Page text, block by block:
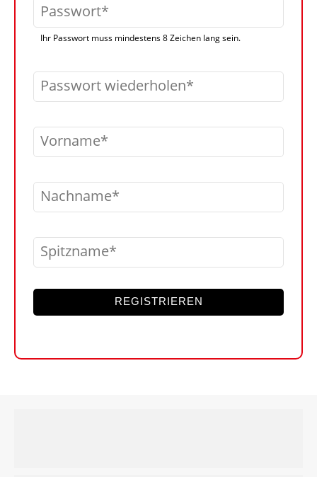
Passwort
Ihr Passwort muss mindestens 8 Zeichen lang sein.
Passwort wiederholen
Vorname
Nachname
Spitzname
REGISTRIEREN